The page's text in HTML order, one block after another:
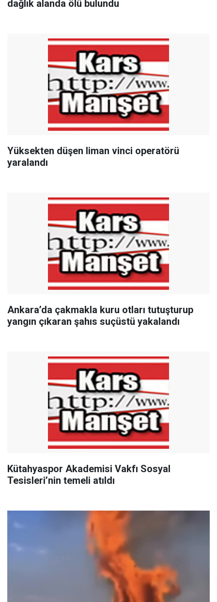
dağlık alanda ölü bulundu
Yüksekten düşen liman vinci operatörü
yaralandı
Ankara’da çakmakla kuru otları tutuşturup
yangın çıkaran şahıs suçüstü yakalandı
Kütahyaspor Akademisi Vakfı Sosyal
Tesisleri’nin temeli atıldı